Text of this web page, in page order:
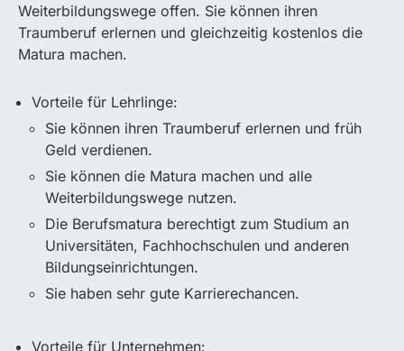
Weiterbildungswege offen. Sie können ihren
Traumberuf erlernen und gleichzeitig kostenlos die
Matura machen.
Vorteile für Lehrlinge:
Sie können ihren Traumberuf erlernen und früh
Geld verdienen.
Sie können die Matura machen und alle
Weiterbildungswege nutzen.
Die Berufsmatura berechtigt zum Studium an
Universitäten, Fachhochschulen und anderen
Bildungseinrichtungen.
Sie haben sehr gute Karrierechancen.
Vorteile für Unternehmen: